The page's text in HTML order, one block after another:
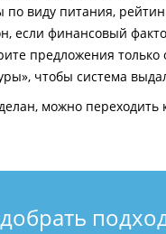
виду питания,
если финансовый
предложения только
чтобы система
можно переходить